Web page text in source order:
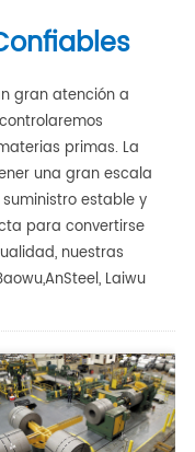
gran atención a
primas. La
una gran escala
estable y
para convertirse
nuestras
Laiwu